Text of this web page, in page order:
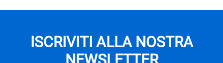
ISCRIVITI ALLA NOSTRA